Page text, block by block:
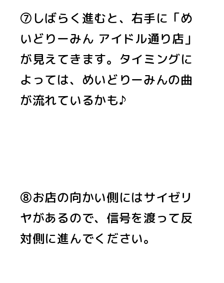
⑦しばらく進むと、右手に「め
いどりーみん アイドル通り店」
が見えてきます。タイミングに
よっては、めいどりーみんの曲
が流れているかも♪
⑧お店の向かい側にはサイゼリ
ヤがあるので、信号を渡って反
対側に進んでください。